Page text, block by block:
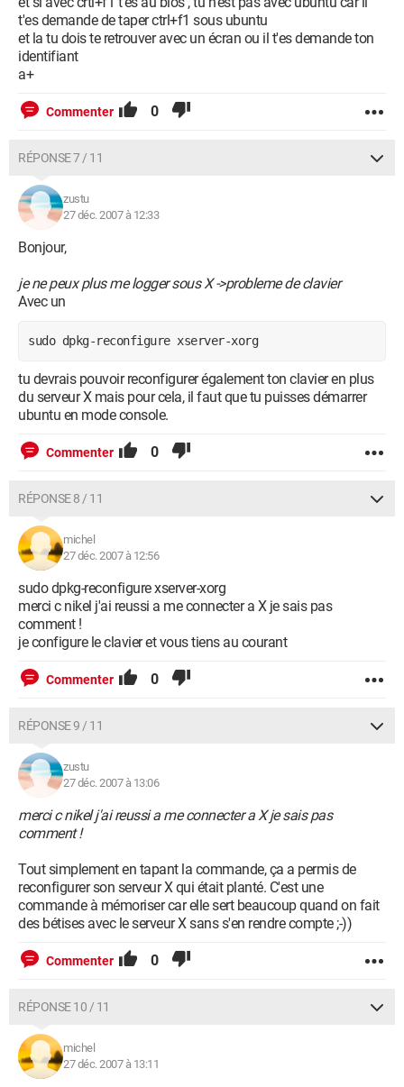
t'es demande de taper ctrl+f1 sous ubuntu
et la tu dois te retrouver avec un écran ou il t'es demande ton
identifiant
a+
Commenter 0
RÉPONSE 7 / 11
zustu
27 déc. 2007 à 12:33
Bonjour,
je ne peux plus me logger sous X ->probleme de clavier
Avec un
sudo dpkg-reconfigure xserver-xorg
tu devrais pouvoir reconfigurer également ton clavier en plus
du serveur X mais pour cela, il faut que tu puisses démarrer
ubuntu en mode console.
Commenter 0
RÉPONSE 8 / 11
michel
27 déc. 2007 à 12:56
sudo dpkg-reconfigure xserver-xorg
merci c nikel j'ai reussi a me connecter a X je sais pas
comment !
je configure le clavier et vous tiens au courant
Commenter 0
RÉPONSE 9 / 11
zustu
27 déc. 2007 à 13:06
merci c nikel j'ai reussi a me connecter a X je sais pas
comment !
Tout simplement en tapant la commande, ça a permis de
reconfigurer son serveur X qui était planté. C'est une
commande à mémoriser car elle sert beaucoup quand on fait
des bétises avec le serveur X sans s'en rendre compte ;-))
Commenter 0
RÉPONSE 10 / 11
michel
27 déc. 2007 à 13:11